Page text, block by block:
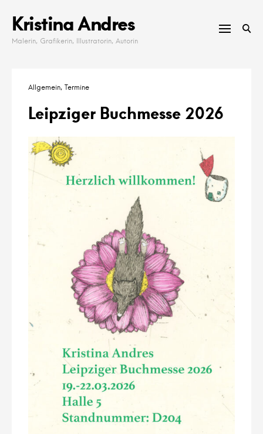
content
Kristina Andres
Malerin, Grafikerin, Illustratorin, Autorin
Allgemein Termine
Leipziger Buchmesse 2026